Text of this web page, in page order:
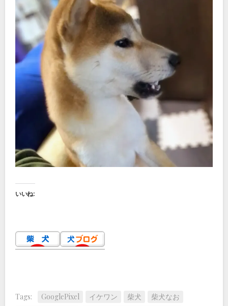
いいね:
Tags: GooglePixel イケワン 柴犬
柴犬なお